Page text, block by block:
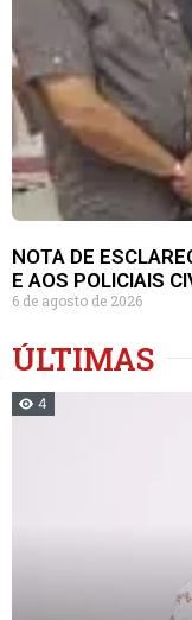
NOTA DE
E AOS POLICIAIS
6 de agosto de 2026
ÚLTIMAS
4